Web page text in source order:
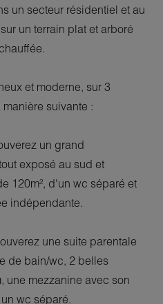
un secteur résidentiel et au
un terrain plat et arboré
et moderne, sur 3
suivante :
un grand
exposé au sud et
120m², d'un wc séparé et
indépendante.
une suite parentale
de bain/wc, 2 belles
une mezzanine avec son
wc séparé.